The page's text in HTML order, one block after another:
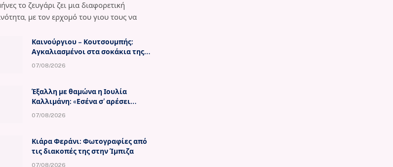
το ζευγάρι ζει μια διαφορετική
με τον ερχομό του γιου τους να
Καινούργιου – Κουτσουμπής:
Αγκαλιασμένοι στα σοκάκια της
Μυκόνου
07/08/2026
Έξαλλη με θαμώνα η Ιουλία
Καλλιμάνη: «Εσένα σ’ αρέσει
αυτό;»
07/08/2026
Κιάρα Φεράνι: Φωτογραφίες από
τις διακοπές της στην Ίμπιζα
07/08/2026